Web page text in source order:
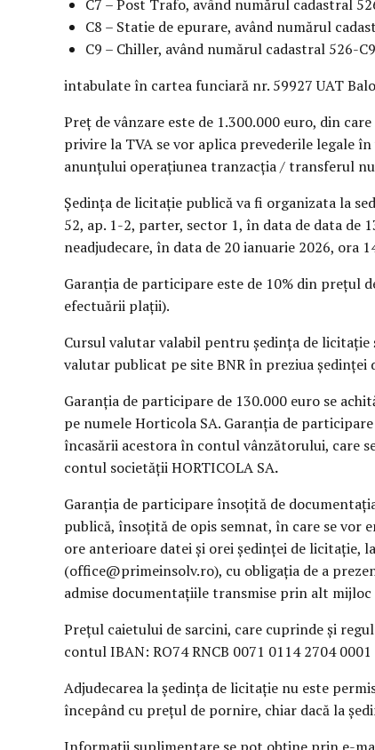
C7 – Post Trafo, având numărul cadastral
C8 – Statie de epurare, având numărul
C9 – Chiller, având numărul cadastral 526-
intabulate în cartea funciară nr. 59927 UAT
Preț de vânzare este de 1.300.000 euro, din
privire la TVA se vor aplica prevederile legale
anunțului operațiunea tranzacția / transferul
Ședința de licitație publică va fi organizata la
52, ap. 1-2, parter, sector 1, în data de data de
neadjudecare, în data de 20 ianuarie 2026, ora
Garanția de participare este de 10% din prețul
efectuării plații).
Cursul valutar valabil pentru ședința de
valutar publicat pe site BNR în preziua ședinței
Garanția de participare de 130.000 euro se
pe numele Horticola SA. Garanția de
încasării acestora în contul vânzătorului, care
contul societății HORTICOLA SA.
Garanția de participare însoțită de
publică, însoțită de opis semnat, în care se vor
ore anterioare datei și orei ședinței de licitație,
(office@primeinsolv.ro), cu obligația de a
admise documentațiile transmise prin alt
Prețul caietului de sarcini, care cuprinde și
contul IBAN: RO74 RNCB 0071 0114 2704
Adjudecarea la ședința de licitație nu este
începând cu prețul de pornire, chiar dacă la